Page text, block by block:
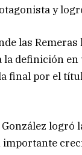
y
las
definición
final por el
logró